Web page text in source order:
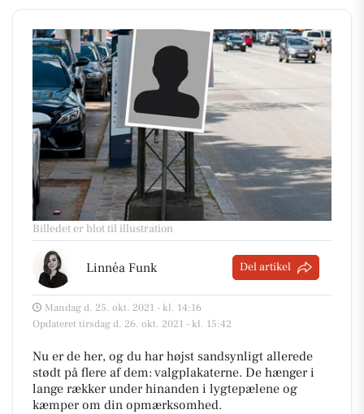
Billedet er blot til illustration
Linnéa Funk Del artikel
Mandag d. 25. okt. 2021 - kl. 14:16
Opdateret tirsdag d. 26. okt. 2021 - kl. 15:42
Nu er de her, og du har højst sandsynligt allerede
stødt på flere af dem: valgplakaterne. De hænger i
lange rækker under hinanden i lygtepælene og
kæmper om din opmærksomhed.